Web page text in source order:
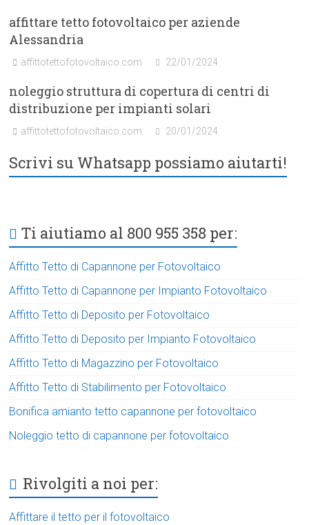
affittare tetto fotovoltaico per aziende
Alessandria
affittotettofotovoltaico.com 22/01/2024
noleggio struttura di copertura di centri di
distribuzione per impianti solari
affittotettofotovoltaico.com 20/01/2024
Scrivi su Whatsapp possiamo aiutarti!
Ti aiutiamo al 800 955 358 per:
Affitto Tetto di Capannone per Fotovoltaico
Affitto Tetto di Capannone per Impianto Fotovoltaico
Affitto Tetto di Deposito per Fotovoltaico
Affitto Tetto di Deposito per Impianto Fotovoltaico
Affitto Tetto di Magazzino per Fotovoltaico
Affitto Tetto di Stabilimento per Fotovoltaico
Bonifica amianto tetto capannone per fotovoltaico
Noleggio tetto di capannone per fotovoltaico
Rivolgiti a noi per:
Affittare il tetto per il fotovoltaico